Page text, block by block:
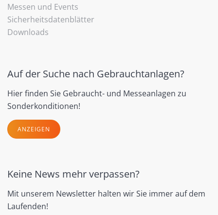
Messen und Events
Sicherheitsdatenblätter
Downloads
Auf der Suche nach Gebrauchtanlagen?
Hier finden Sie Gebraucht- und Messeanlagen zu
Sonderkonditionen!
ANZEIGEN
Keine News mehr verpassen?
Mit unserem Newsletter halten wir Sie immer auf dem
Laufenden!